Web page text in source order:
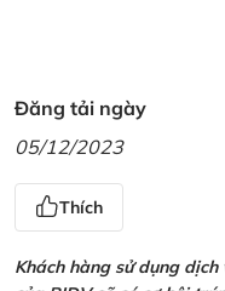
Đăng tải ngày
05/12/2023
Thích
Khách hàng sử dụng